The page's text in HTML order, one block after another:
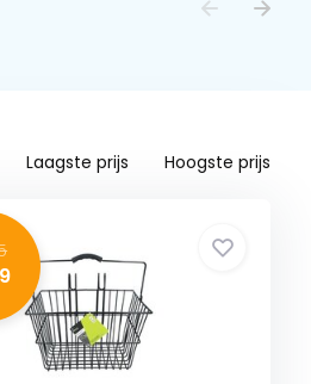
Laagste prijs Hoogste prijs